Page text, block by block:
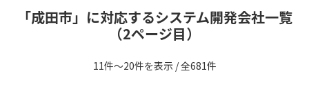
「成田市」に対応するシステム開発会社一覧
（2ページ目）
11件〜20件を表示 / 全681件